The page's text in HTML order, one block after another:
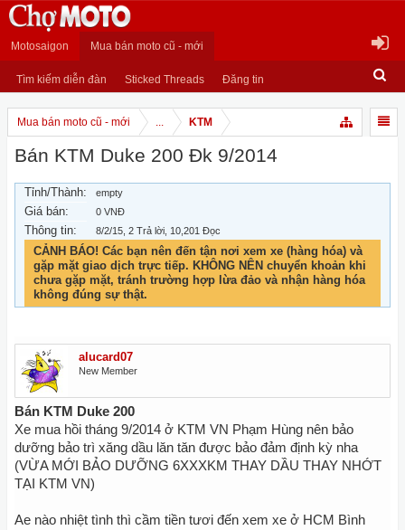
Motosaigon Mua bán moto cũ - mới
Tìm kiếm diễn đàn Sticked Threads Đăng tin
Mua bán moto cũ - mới ... KTM
Bán KTM Duke 200 Đk 9/2014
Tỉnh/Thành: empty
Giá bán: 0 VNĐ
Thông tin: 8/2/15 , 2 Trả lời, 10,201 Đọc
CẢNH BÁO! Các bạn nên đến tận nơi xem xe (hàng hóa) và
gặp mặt giao dịch trực tiếp. KHÔNG NÊN chuyển khoản khi
chưa gặp mặt, tránh trường hợp lừa đảo và nhận hàng hóa
không đúng sự thật.
alucard07
New Member
Bán KTM Duke 200
Xe mua hồi tháng 9/2014 ở KTM VN Phạm Hùng nên bảo
dưỡng bảo trì xăng dầu lăn tăn được bảo đảm định kỳ nha
(VỪA MỚI BẢO DƯỠNG 6XXXKM THAY DẦU THAY NHỚT
TẠI KTM VN)
Ae nào nhiệt tình thì cầm tiền tươi đến xem xe ở HCM Bình